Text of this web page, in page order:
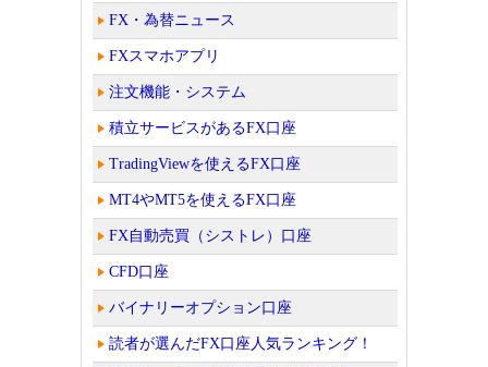
FX・為替ニュース
FXスマホアプリ
注文機能・システム
積立サービスがあるFX口座
TradingViewを使えるFX口座
MT4やMT5を使えるFX口座
FX自動売買（シストレ）口座
CFD口座
バイナリーオプション口座
読者が選んだFX口座人気ランキング！